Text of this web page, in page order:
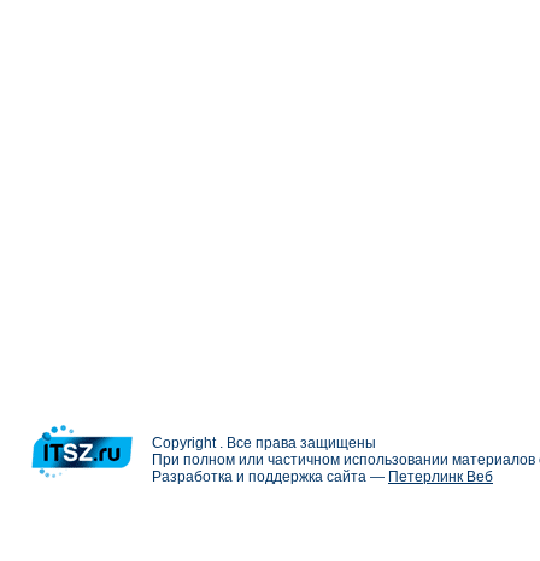
Copyright . Все права защищены
При полном или частичном использовании
Разработка и поддержка сайта — Петерлинк Веб